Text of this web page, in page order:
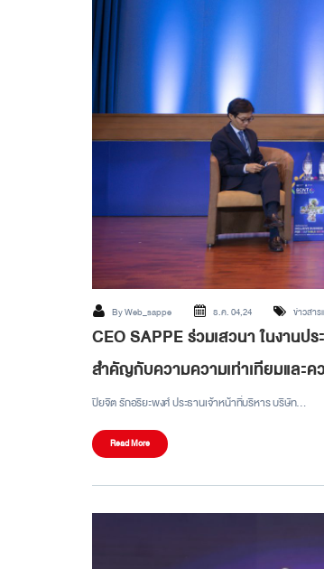
ByWeb_sappe ธ.ค. 04,24 ข่าวสาร
CEO SAPPE ร่วมเสวนา ในงานป
สำคัญกับความความเท่าเทียมและ
ปิยจิต รักอริยะพงศ์ ประธานเจ้าหน้าที่บริหาร บริษัท…
Read More